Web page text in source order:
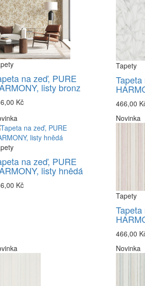
na zeď, PURE
listy bronz
Kč
Tapety
466,00
na zeď, PURE
listy hnědá
Kč
Novinka
Tapety
466,00
Novinka